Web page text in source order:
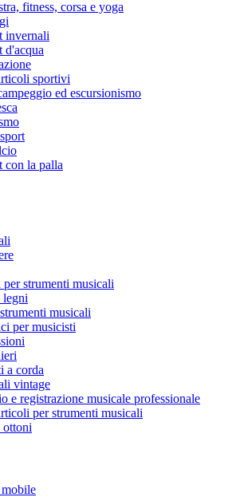
fitness, corsa e yoga
invernali
d'acqua
sportivi
ed escursionismo
con la palla
strumenti musicali
legni
musicali
per musicisti
a corda
vintage
e registrazione musicale professionale
per strumenti musicali
ottoni